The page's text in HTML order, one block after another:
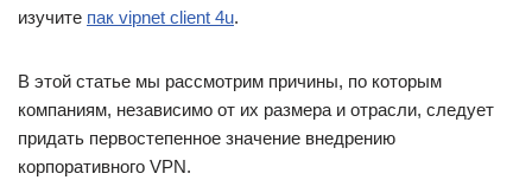
изучите пак vipnet client 4u.
В этой статье мы рассмотрим причины, по которым
компаниям, независимо от их размера и отрасли, следует
придать первостепенное значение внедрению
корпоративного VPN.